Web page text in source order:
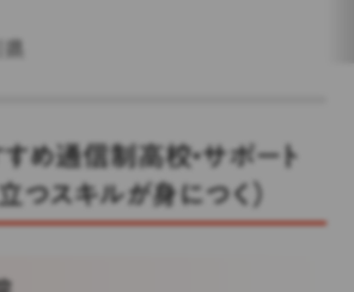
め通信制高校・サポート
つスキルが身につく）